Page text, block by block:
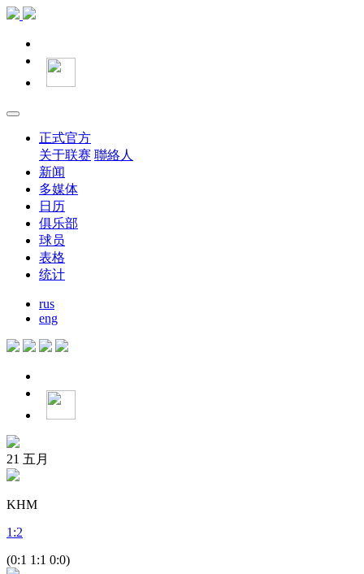
正式官方
关于联赛 聯絡人
新闻
多媒体
日历
俱乐部
球员
表格
统计
rus
eng
21 五月
KHM
1 :2
(0:1 1:1 0:0)